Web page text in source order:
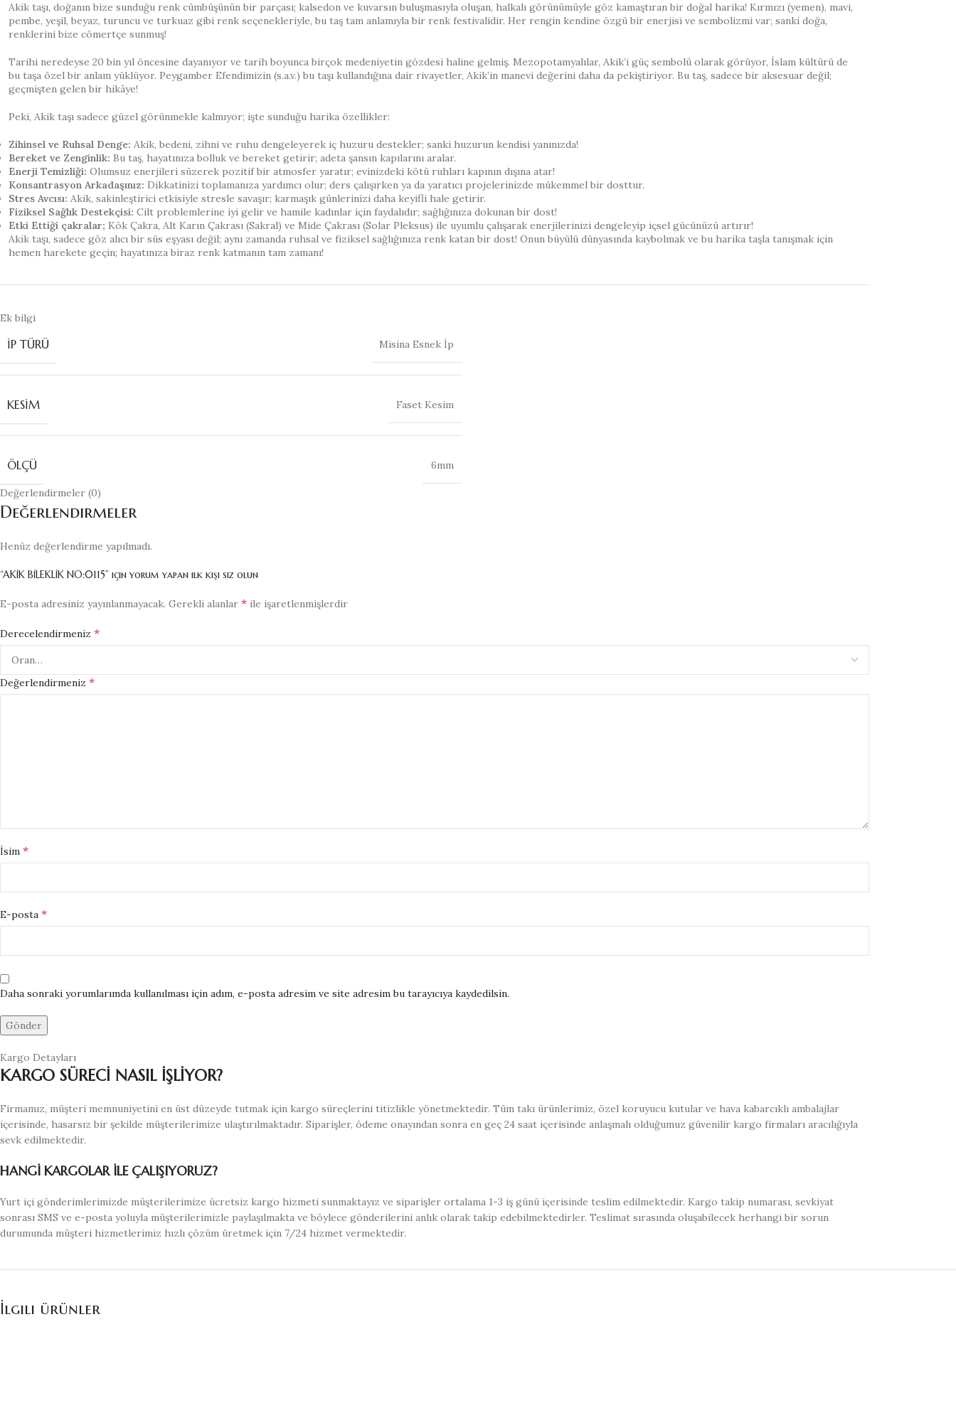
Akik taşı, doğanın bize sunduğu renk cümbüşünün bir parçası; kalsedon ve kuvarsın buluşmasıyla oluşan, halkalı görünümüyle göz kamaştıran bir doğal harika! Kırmızı (yemen), mavi,
pembe, yeşil, beyaz, turuncu ve turkuaz gibi renk seçenekleriyle, bu taş tam anlamıyla bir renk festivalidir. Her rengin kendine özgü bir enerjisi ve sembolizmi var; sanki doğa,
renklerini bize cömertçe sunmuş!
Tarihi neredeyse 20 bin yıl öncesine dayanıyor ve tarih boyunca birçok medeniyetin gözdesi haline gelmiş. Mezopotamyalılar, Akik’i güç sembolü olarak görüyor, İslam kültürü de
bu taşa özel bir anlam yüklüyor. Peygamber Efendimizin (s.a.v.) bu taşı kullandığına dair rivayetler, Akik’in manevi değerini daha da pekiştiriyor. Bu taş, sadece bir aksesuar değil;
geçmişten gelen bir hikâye!
Peki, Akik taşı sadece güzel görünmekle kalmıyor; işte sunduğu harika özellikler:
Zihinsel ve Ruhsal Denge: Akik, bedeni, zihni ve ruhu dengeleyerek iç huzuru destekler; sanki huzurun kendisi yanınızda!
Bereket ve Zenginlik: Bu taş, hayatınıza bolluk ve bereket getirir; adeta şansın kapılarını aralar.
Enerji Temizliği: Olumsuz enerjileri süzerek pozitif bir atmosfer yaratır; evinizdeki kötü ruhları kapının dışına atar!
Konsantrasyon Arkadaşınız: Dikkatinizi toplamanıza yardımcı olur; ders çalışırken ya da yaratıcı projelerinizde mükemmel bir dosttur.
Stres Avcısı: Akik, sakinleştirici etkisiyle stresle savaşır; karmaşık günlerinizi daha keyifli hale getirir.
Fiziksel Sağlık Destekçisi: Cilt problemlerine iyi gelir ve hamile kadınlar için faydalıdır; sağlığınıza dokunan bir dost!
Etki Ettiği çakralar; Kök Çakra, Alt Karın Çakrası (Sakral) ve Mide Çakrası (Solar Pleksus) ile uyumlu çalışarak enerjilerinizi dengeleyip içsel gücünüzü artırır!
Akik taşı, sadece göz alıcı bir süs eşyası değil; aynı zamanda ruhsal ve fiziksel sağlığınıza renk katan bir dost! Onun büyülü dünyasında kaybolmak ve bu harika taşla tanışmak için
hemen harekete geçin; hayatınıza biraz renk katmanın tam zamanı!
Ek bilgi
İP TÜRÜ Misina Esnek İp
KESIM Faset Kesim
ÖLÇÜ 6mm
Değerlendirmeler (0)
Değerlendirmeler
Henüz değerlendirme yapılmadı.
“AKİK BİLEKLİK NO:0115” için yorum yapan ilk kişi siz olun
E-posta adresiniz yayınlanmayacak. Gerekli alanlar * ile işaretlenmişlerdir
Derecelendirmeniz *
Değerlendirmeniz *
İsim *
E-posta *
Daha sonraki yorumlarımda kullanılması için adım, e-posta adresim ve site adresim bu tarayıcıya kaydedilsin.
Kargo Detayları
KARGO SÜRECİ NASIL İŞLİYOR?
Firmamız, müşteri memnuniyetini en üst düzeyde tutmak için kargo süreçlerini titizlikle yönetmektedir. Tüm takı ürünlerimiz, özel koruyucu kutular ve hava kabarcıklı ambalajlar
içerisinde, hasarsız bir şekilde müşterilerimize ulaştırılmaktadır. Siparişler, ödeme onayından sonra en geç 24 saat içerisinde anlaşmalı olduğumuz güvenilir kargo firmaları aracılığıyla
sevk edilmektedir.
HANGİ KARGOLAR İLE ÇALIŞIYORUZ?
Yurt içi gönderimlerimizde müşterilerimize ücretsiz kargo hizmeti sunmaktayız ve siparişler ortalama 1-3 iş günü içerisinde teslim edilmektedir. Kargo takip numarası, sevkiyat
sonrası SMS ve e-posta yoluyla müşterilerimizle paylaşılmakta ve böylece gönderilerini anlık olarak takip edebilmektedirler. Teslimat sırasında oluşabilecek herhangi bir sorun
durumunda müşteri hizmetlerimiz hızlı çözüm üretmek için 7/24 hizmet vermektedir.
İlgili ürünler